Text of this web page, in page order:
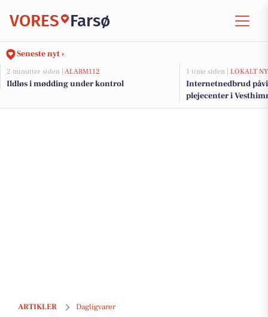
VORES Farsø
Seneste nyt ›
2 minutter siden | ALARM112
Ildløs i mødding under kontrol
1 time siden | LOKALT
Internetnedbrud
plejecenter i
ARTIKLER Dagligvarer
Friske kartofler til kun 10 kr. og Kohberg brød til 12 kr.: Ugens tilbud